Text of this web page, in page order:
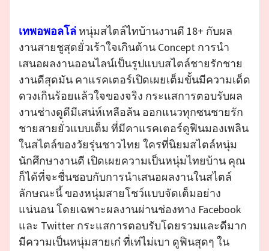
เทพอพอลโล่ หนุ่มสไตล์ไทบ้านงานดี 18+ กับผล
งานสายชูสุดยั่วเร้าใจเกินต้าน Concept การนำ
เสนอผลงานออนไลน์เป็นรูปแบบสไตล์ชายรักชาย
งานดีสุดมัน คาแรคเตอร์เปิดเผยเต็มขั้นมีความเด็ด
ดวงเกินร้อยแล้วใจของจริง กระแสการตอบรับผล
งานช่างดูดีมีเสน่ห์เหลือล้น ออกแนวทุกซนชายรัก
ชายสายยั่วแบบเต็ม ที่มีคาแรคเตอร์ดูฟินมองเพลิน
ในสไตล์ของวัยรุ่นชาวไทย ใครที่นิยมสไตล์หนุ่ม
นักศึกษางานดี เปิดเผยความเป็นหนุ่มไทยบ้าน คุณ
ก็ได้ที่จะชื่นชอบกับการนำเสนอผลงานในสไตล์
ลักษณะนี้ ของหนุ่มสายโชว์แบบจัดเต็มอย่าง
แน่นอน โดยเฉพาะผลงานผ่านช่องทาง Facebook
และ Twitter กระแสการตอบรับโดยรวมและดีมาก
มีความเป็นหนุ่มสายเก๋ ที่เท่ไม่เบา ดูฟินสุดๆ ใน